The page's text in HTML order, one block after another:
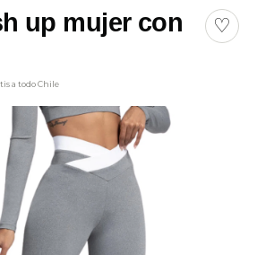
up mujer con
♡
a todo Chile